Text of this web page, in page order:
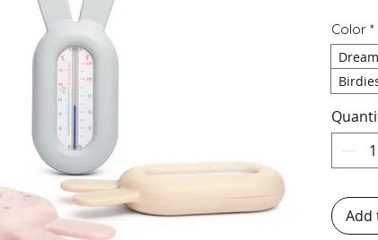
Color *
Add